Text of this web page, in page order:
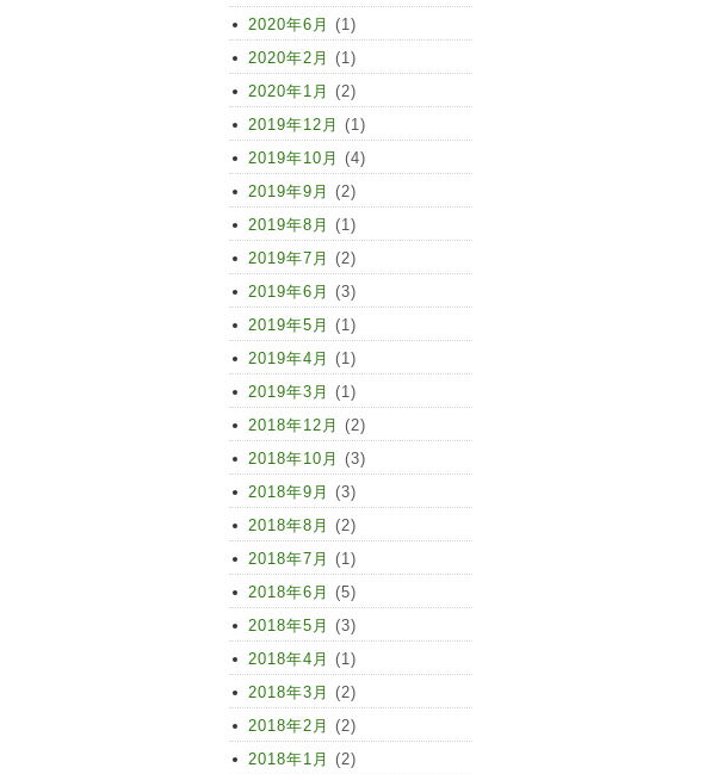
2020年6月 (1)
2020年2月 (1)
2020年1月 (2)
2019年12月 (1)
2019年10月 (4)
2019年9月 (2)
2019年8月 (1)
2019年7月 (2)
2019年6月 (3)
2019年5月 (1)
2019年4月 (1)
2019年3月 (1)
2018年12月 (2)
2018年10月 (3)
2018年9月 (3)
2018年8月 (2)
2018年7月 (1)
2018年6月 (5)
2018年5月 (3)
2018年4月 (1)
2018年3月 (2)
2018年2月 (2)
2018年1月 (2)